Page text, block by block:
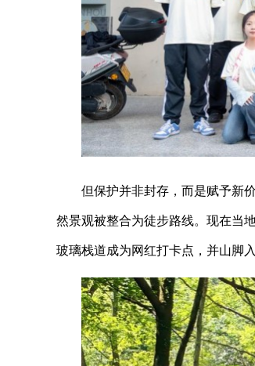
但保护并非封存，而是赋予新
然景观被整合为徒步路线。现在当
玻璃栈道成为网红打卡点，并山脚